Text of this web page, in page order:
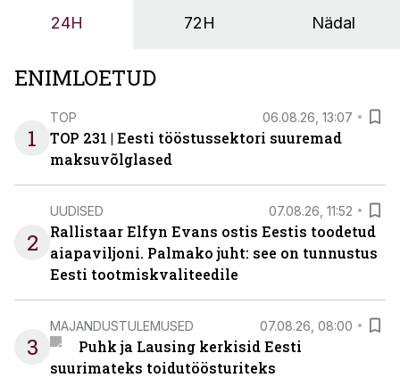
OÜ tegevjuht Sander Mitendorf.
24H 72H Nädal
ENIMLOETUD
1
TOP 06.08.26, 13:07
TOP 231 | Eesti tööstussektori suuremad
maksuvõlglased
2
UUDISED 07.08.26, 11:52
Rallistaar Elfyn Evans ostis Eestis toodetud
aiapaviljoni. Palmako juht: see on tunnustus
Eesti tootmiskvaliteedile
3
MAJANDUSTULEMUSED 07.08.26, 08:00
Puhk ja Lausing kerkisid Eesti
suurimateks toidutöösturiteks